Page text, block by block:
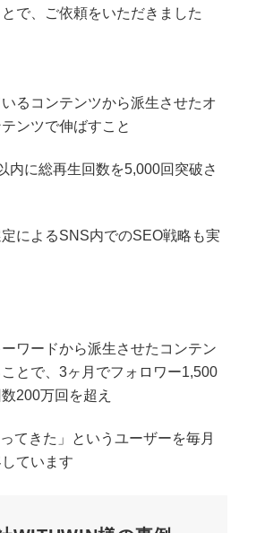
で、ご依頼をいただきました
るコンテンツから派生させたオ
ンツで伸ばすこと
内に総再生回数を5,000回突破さ
によるSNS内でのSEO戦略も実
ワードから派生させたコンテン
とで、3ヶ月でフォロワー1,500
200万回を超え
ってきた」というユーザーを毎月
ています